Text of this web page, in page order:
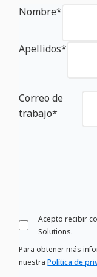
Nombre*
Apellidos*
Correo de
trabajo*
Acepto recibir
Solutions.
Para obtener más
nuestraPolítica de